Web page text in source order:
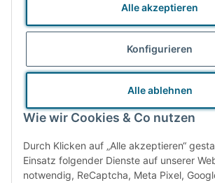
Alle akzeptieren
Konfigurieren
Alle ablehnen
Wie wir Cookies & Co nutzen
Durch Klicken auf „Alle akzeptieren“
Einsatz folgender Dienste auf unserer
notwendig, ReCaptcha, Meta Pixel,